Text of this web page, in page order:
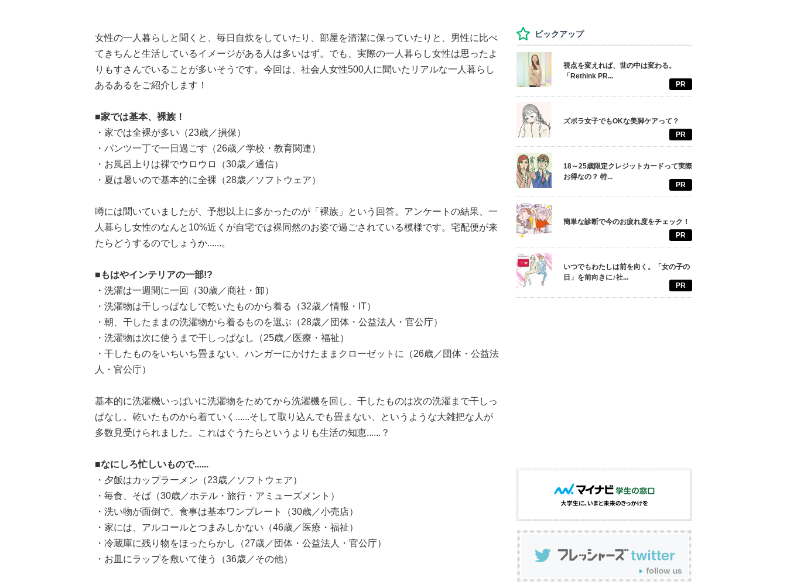
女性の一人暮らしと聞くと、毎日自炊をしていたり、部屋を清潔に保っていたりと、男性に比べ
てきちんと生活しているイメージがある人は多いはず。でも、実際の一人暮らし女性は思ったよ
りもすさんでいることが多いそうです。今回は、社会人女性500人に聞いたリアルな一人暮らし
あるあるをご紹介します！
■家では基本、裸族！
・家では全裸が多い（23歳／損保）
・パンツ一丁で一日過ごす（26歳／学校・教育関連）
・お風呂上りは裸でウロウロ（30歳／通信）
・夏は暑いので基本的に全裸（28歳／ソフトウェア）
噂には聞いていましたが、予想以上に多かったのが「裸族」という回答。アンケートの結果、一
人暮らし女性のなんと10%近くが自宅では裸同然のお姿で過ごされている模様です。宅配便が来
たらどうするのでしょうか......。
■もはやインテリアの一部!?
・洗濯は一週間に一回（30歳／商社・卸）
・洗濯物は干しっぱなしで乾いたものから着る（32歳／情報・IT）
・朝、干したままの洗濯物から着るものを選ぶ（28歳／団体・公益法人・官公庁）
・洗濯物は次に使うまで干しっぱなし（25歳／医療・福祉）
・干したものをいちいち畳まない。ハンガーにかけたままクローゼットに（26歳／団体・公益法
人・官公庁）
基本的に洗濯機いっぱいに洗濯物をためてから洗濯機を回し、干したものは次の洗濯まで干しっ
ぱなし。乾いたものから着ていく......そして取り込んでも畳まない、というような大雑把な人が
多数見受けられました。これはぐうたらというよりも生活の知恵......？
■なにしろ忙しいもので......
・夕飯はカップラーメン（23歳／ソフトウェア）
・毎食、そば（30歳／ホテル・旅行・アミューズメント）
・洗い物が面倒で、食事は基本ワンプレート（30歳／小売店）
・家には、アルコールとつまみしかない（46歳／医療・福祉）
・冷蔵庫に残り物をほったらかし（27歳／団体・公益法人・官公庁）
・お皿にラップを敷いて使う（36歳／その他）
ピックアップ
視点を変えれば、世の中は変わる。
「Rethink PR...
PR
ズボラ女子でもOKな美脚ケアって？
PR
18～25歳限定クレジットカードって実際
お得なの？ 特...
PR
簡単な診断で今のお疲れ度をチェック！
PR
いつでもわたしは前を向く。「女の子の
日」を前向きに♪社...
PR